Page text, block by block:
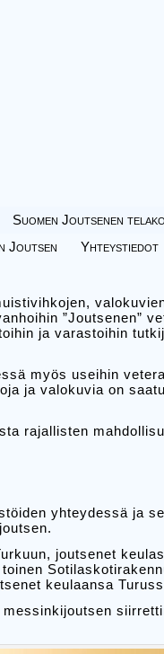
Suomen Joutsenen
Joutsen Yhteystiedot
”Joutsenen”
ja varastoihin
myös useihin
ja valokuvia on
rajallisten
yhteydessä ja
joutsenet
keulaansa